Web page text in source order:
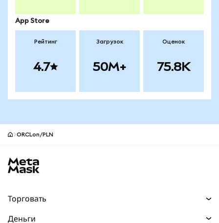
App Store
Рейтинг
4.7
Загрузок
50M+
Оценок
75.8K
ORCLon/PLN
Торговать
Деньги